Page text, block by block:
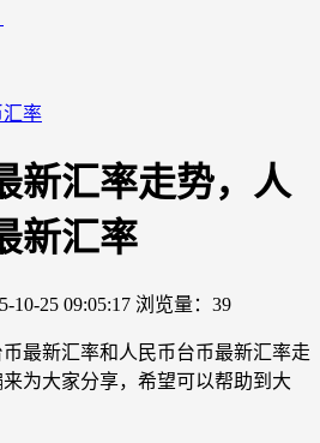
汇率
新汇率走势，人
新汇率
10-25 09:05:17 浏览量：39
最新汇率和人民币台币最新汇率走
为大家分享，希望可以帮助到大